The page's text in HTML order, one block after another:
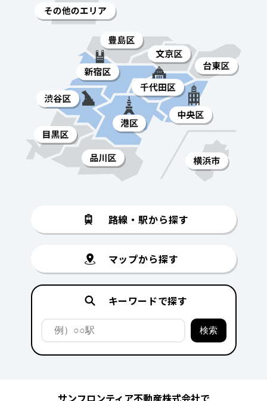
路線・駅から探す
マップから探す
キーワードで探す
サンフロンティア不動産株式会社で